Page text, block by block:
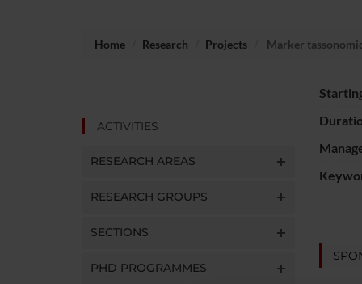
Home Research Projects Marker
ACTIVITIES
RESEARCH AREAS
RESEARCH GROUPS
SECTIONS
PHD PROGRAMMES